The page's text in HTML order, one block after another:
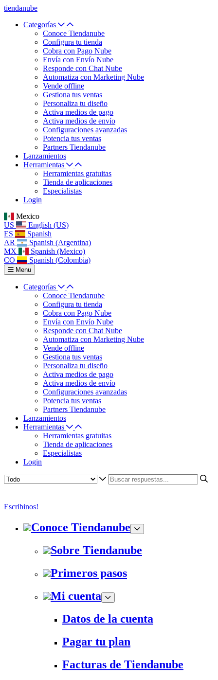
tiendanube
Categorías
Conoce Tiendanube
Configura tu tienda
Cobra con Pago Nube
Envía con Envío Nube
Responde con Chat Nube
Automatiza con Marketing Nube
Vende offline
Gestiona tus ventas
Personaliza tu diseño
Activa medios de pago
Activa medios de envío
Configuraciones avanzadas
Potencia tus ventas
Partners Tiendanube
Lanzamientos
Herramientas
Herramientas gratuitas
Tienda de aplicaciones
Especialistas
Login
Mexico
US
English (US)
ES
Spanish
AR
Spanish (Argentina)
MX
Spanish (Mexico)
CO
Spanish (Colombia)
Menu
Categorías
Conoce Tiendanube
Configura tu tienda
Cobra con Pago Nube
Envía con Envío Nube
Responde con Chat Nube
Automatiza con Marketing Nube
Vende offline
Gestiona tus ventas
Personaliza tu diseño
Activa medios de pago
Activa medios de envío
Configuraciones avanzadas
Potencia tus ventas
Partners Tiendanube
Lanzamientos
Herramientas
Herramientas gratuitas
Tienda de aplicaciones
Especialistas
Login
Escribinos!
Conoce Tiendanube
Sobre Tiendanube
Primeros pasos
Mi cuenta
Datos de la cuenta
Pagar tu plan
Facturas de Tiendanube